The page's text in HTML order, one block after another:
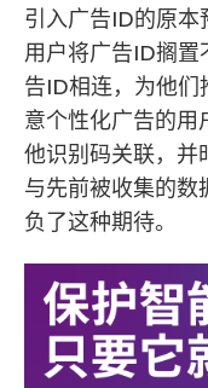
引入广告ID的原本
用户将广告ID搁置
告ID相连，为他们
意个性化广告的用
他识别码关联，并
与先前被收集的数
负了这种期待。